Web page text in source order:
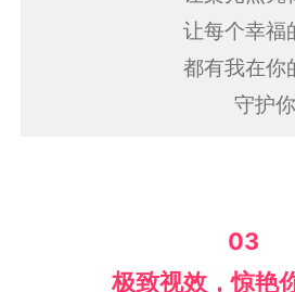
让每个幸福
都有我在你
守护你
03
极致视效，惊艳